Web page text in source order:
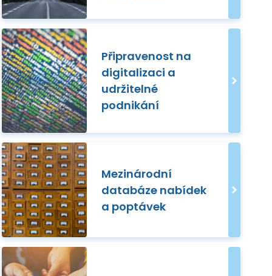
Připravenost na
digitalizaci a
udržitelné
podnikání
Mezinárodní
databáze nabídek
a poptávek